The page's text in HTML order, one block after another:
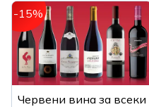
-15%
Червени вина за всеки